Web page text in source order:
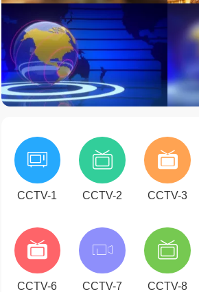
CCTV-1 CCTV-2 CCTV-3
CCTV-6 CCTV-7 CCTV-8